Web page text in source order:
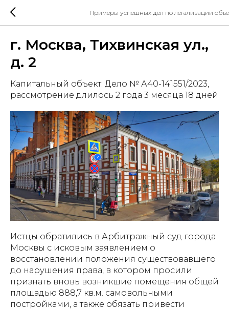
Примеры успешных дел по легализации
г. Москва, Тихвинская ул.,
д. 2
Капитальный объект. Дело № А40-141551/2023,
рассмотрение длилось 2 года 3 месяца 18 дней
Истцы обратились в Арбитражный суд города
Москвы с исковым заявлением о
восстановлении положения существовавшего
до нарушения права, в котором просили
признать вновь возникшие помещения общей
площадью 888,7 кв.м. самовольными
постройками, а также обязать привести